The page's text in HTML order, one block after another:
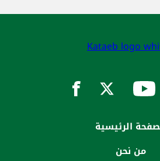
الرئيسية
من نحن